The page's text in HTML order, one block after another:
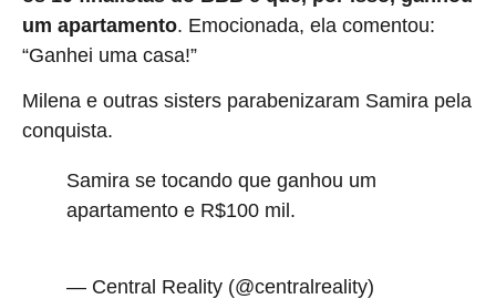
um apartamento. Emocionada, ela comentou:
“Ganhei uma casa!”
Milena e outras sisters parabenizaram Samira pela
conquista.
Samira se tocando que ganhou um
apartamento e R$100 mil.
— Central Reality (@centralreality)